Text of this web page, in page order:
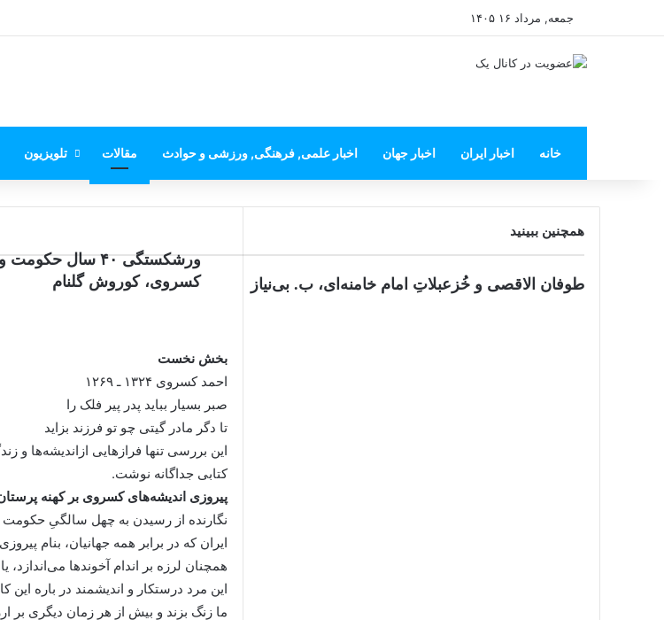
جمعه, مرداد ۱۶ ۱۴۰۵
خانه اخبار ایران اخبار جهان اخبار علمی, فرهنگی, ورزشی و حوادث مقالات تلویزیون
ورشکستگی ۴۰ سال
کسروی، کوروش گلنام
بخش نخست
احمد کسروی ۱۳۲۴ ـ ۱۲۶۹
صبر بسیار بباید پدر پیر فلک را
تا دگر مادر گیتی چو تو فرزند بزاید
این بررسی تنها فرازهایی ازاندیشه‌ها و
کتابی جداگانه نوشت.
پیروزی اندیشه‌های کسروی بر کهنه
نگارنده از رسیدن به چهل سالگیِ حکومت
ایران که در برابر همه جهانیان، بنام
همچنان لرزه بر اندام آخوندها
این مرد درستکار و اندیشمند در باره
ما زنگ بزند و بیش از هر زمان دیگری
همچنین ببینید
طوفان الاقصی و خُزعبلاتِ امام خامنه‌ای، ب. بی‌نیاز